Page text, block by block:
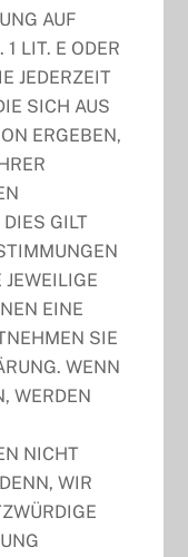
AUF
LIT. E ODER
JEDERZEIT
SICH AUS
ERGEBEN,
GILT
EINE
SIE
WENN
WERDEN
NICHT
WIR